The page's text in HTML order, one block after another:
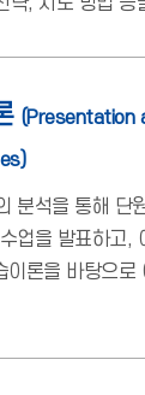
(Presentation
분석을 통해 단
업을 발표하고,
이론을 바탕으로